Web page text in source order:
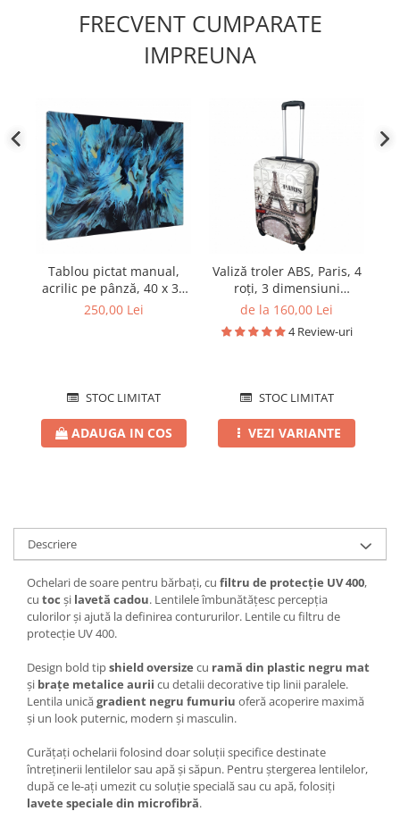
FRECVENT CUMPARATE
IMPREUNA
Tablou pictat manual,
acrilic pe pânză, 40 x 30
cm, iridescent
250,00 Lei
STOC LIMITAT
ADAUGA IN COS
Valiză troler ABS, Paris, 4
roți, 3 dimensiuni
disponibile
de la 160,00 Lei
4 Review-uri
STOC LIMITAT
VEZI VARIANTE
Descriere
Ochelari de soare pentru bărbați, cu filtru de protecție UV 400,
cu toc și lavetă cadou. Lentilele îmbunătățesc percepția
culorilor și ajută la definirea contururilor. Lentile cu filtru de
protecție UV 400.
Design bold tipshield oversize cu ramă din plastic negru mat
și brațe metalice aurii cu detalii decorative tip linii paralele.
Lentila unicăgradient negru fumuriu oferă acoperire maximă
și un look puternic, modern și masculin.
Curățați ochelarii folosind doar soluții specifice destinate
întreținerii lentilelor sau apă și săpun. Pentru ștergerea lentilelor,
după ce le-ați umezit cu soluție specială sau cu apă, folosiți
lavete speciale din microfibră.